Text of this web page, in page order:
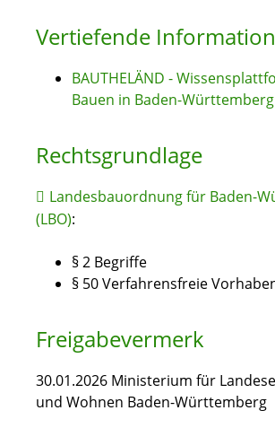
Vertiefende
BAUTHELÄND -
Bauen in Baden-Württemberg
Rechtsgrundlage
Landesbauordnung für Baden-
(LBO):
§ 2 Begriffe
§ 50 Verfahrensfreie
Freigabevermerk
30.01.2026 Ministerium für
und Wohnen Baden-Württemberg